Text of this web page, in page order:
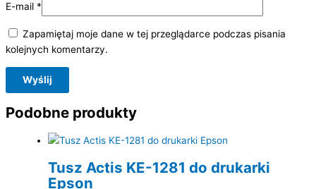
E-mail *
Zapamiętaj moje dane w tej przeglądarce podczas pisania
kolejnych komentarzy.
Podobne produkty
Tusz Actis KE-1281 do drukarki
Epson